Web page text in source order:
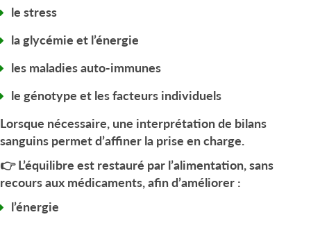
le stress
la glycémie et l’énergie
les maladies auto-immunes
le génotype et les facteurs individuels
Lorsque nécessaire, une interprétation de bilans
sanguins permet d’affiner la prise en charge.
👉 L’équilibre est restauré par l’alimentation, sans
recours aux médicaments, afin d’améliorer :
l’énergie